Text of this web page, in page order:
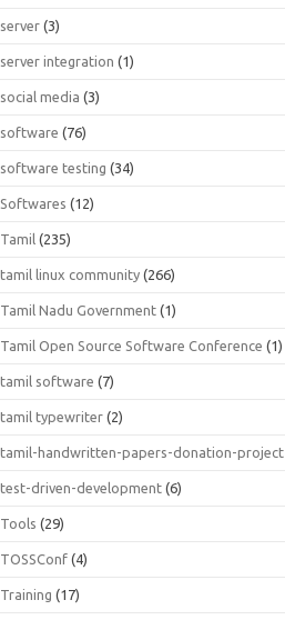
server (3)
server integration (1)
social media (3)
software (76)
software testing (34)
Softwares (12)
Tamil (235)
tamil linux community (266)
Tamil Nadu Government (1)
Tamil Open Source Software Conference (1)
tamil software (7)
tamil typewriter (2)
tamil-handwritten-papers-donation-project
test-driven-development (6)
Tools (29)
TOSSConf (4)
Training (17)